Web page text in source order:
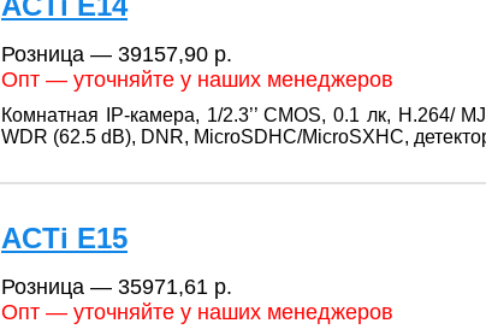
Розница — 39157,90 р.
Опт — уточняйте у наших менеджеров
Комнатная IP-камера, 1/2.3’’ CMOS, 0.1 лк, H.264/
WDR (62.5 dB), DNR, MicroSDHC/MicroSXHC,
ACTi E15
Розница — 35971,61 р.
Опт — уточняйте у наших менеджеров